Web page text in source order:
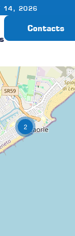
14, 2026
Contacts
2